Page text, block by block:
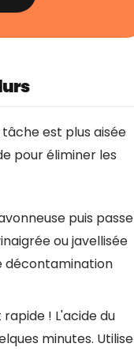
est plus aisée
pour éliminer les
puis
ou javellisée
décontamination
! L'acide du
minutes.